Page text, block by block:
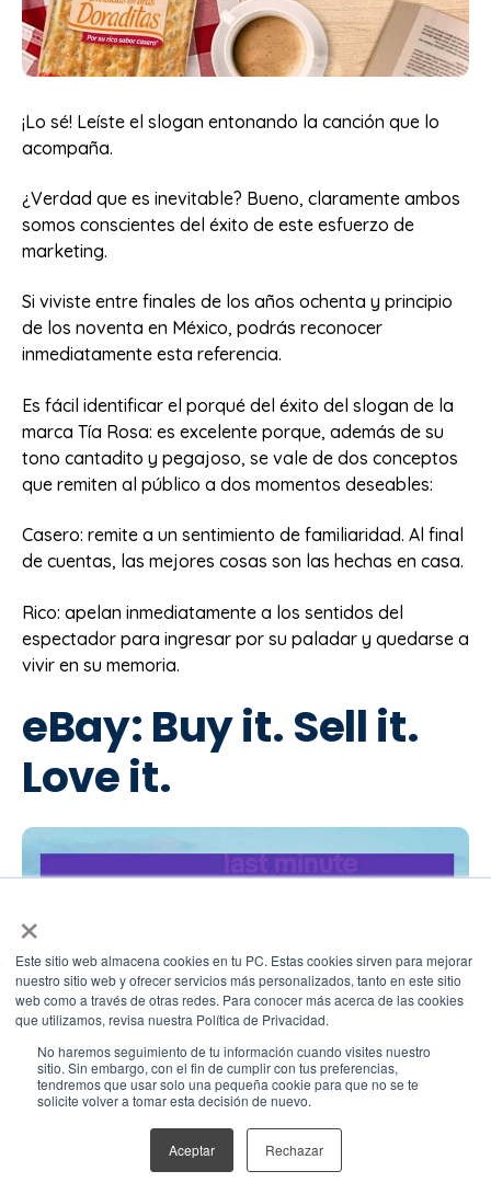
×
Este sitio web almacena cookies en tu PC. Estas cookies sirven para mejorar
nuestro sitio web y ofrecer servicios más personalizados, tanto en este sitio
web como a través de otras redes. Para conocer más acerca de las cookies
que utilizamos, revisa nuestra Política de Privacidad.
No haremos seguimiento de tu información cuando visites nuestro
sitio. Sin embargo, con el fin de cumplir con tus preferencias,
tendremos que usar solo una pequeña cookie para que no se te
solicite volver a tomar esta decisión de nuevo.
Aceptar Rechazar
¡Lo sé! Leíste el slogan entonando la canción que lo
acompaña.
¿Verdad que es inevitable? Bueno, claramente ambos
somos conscientes del éxito de este esfuerzo de
marketing.
Si viviste entre finales de los años ochenta y principio
de los noventa en México, podrás reconocer
inmediatamente esta referencia.
Es fácil identificar el porqué del éxito del slogan de la
marca Tía Rosa: es excelente porque, además de su
tono cantadito y pegajoso, se vale de dos conceptos
que remiten al público a dos momentos deseables:
Casero: remite a un sentimiento de familiaridad. Al final
de cuentas, las mejores cosas son las hechas en casa.
Rico: apelan inmediatamente a los sentidos del
espectador para ingresar por su paladar y quedarse a
vivir en su memoria.
eBay: Buy it. Sell it.
Love it.
Demostrar la esencia y espíritu de una compañía no
siempre es tarea fácil. Sorprendentemente, eBay logra
encapsular en seis palabras las características de su
compañía y entonarlas en un poderoso slogan.